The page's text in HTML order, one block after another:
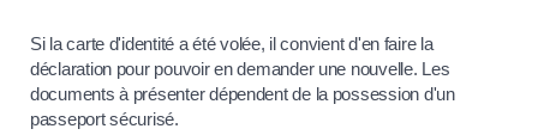
Si la carte d'identité a été volée, il convient d'en faire la
déclaration pour pouvoir en demander une nouvelle. Les
documents à présenter dépendent de la possession d'un
passeport sécurisé.